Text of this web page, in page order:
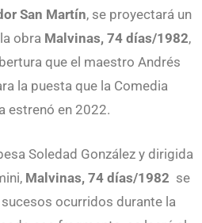
San Martín, se proyectará un
obra Malvinas, 74 días/1982,
que el maestro Andrés
la puesta que la Comedia
estrenó en 2022.
Soledad González y dirigida
Malvinas, 74 días/1982 se
ocurridos durante la